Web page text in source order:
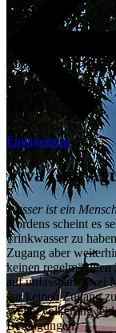
Engagement
Viva Con
Wasser ist ein
Nordens scheint es
Trinkwasser zu
Zugang aber
keinen regelmäßigen
auf unfassbare zwei
gar keinen Zugang
Weltbevölkerung
Bedingungen.